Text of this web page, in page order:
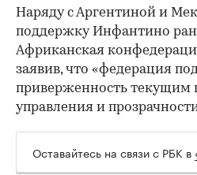
Наряду с Аргентиной и
поддержку Инфантино
Африканская
заявив, что «федерация
приверженность текущим
управления и
Оставайтесь на связи с РБК в